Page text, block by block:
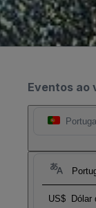
Eventos ao
Portugal
US$ Dólar